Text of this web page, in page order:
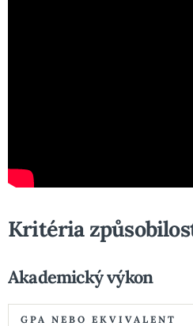
Kritéria
Akademický výkon
GPA NEBO EKVIVALENT